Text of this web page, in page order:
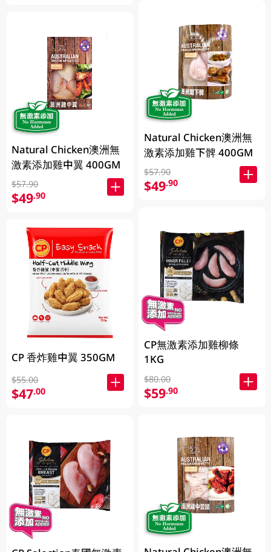
Natural Chicken澳洲無
激素添加雞中翼 400GM
$57.90
$49.90
CP 香炸雞中翼 350GM
$55.00
$47.00
Natural Chicken澳洲無
激素添加雞下髀 400GM
$57.90
$49.90
CP無激素添加雞柳條
1KG
$80.00
$59.90